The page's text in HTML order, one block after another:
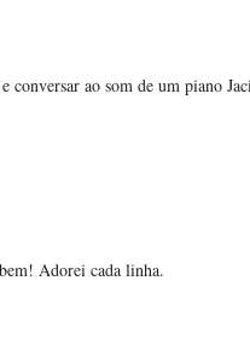
conversar ao som de um piano
Adorei cada linha.